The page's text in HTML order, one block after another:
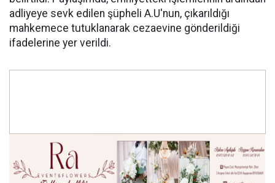
adliyeye sevk edilen şüpheli A.U'nun, çıkarıldığı
mahkemece tutuklanarak cezaevine gönderildiği
ifadelerine yer verildi.